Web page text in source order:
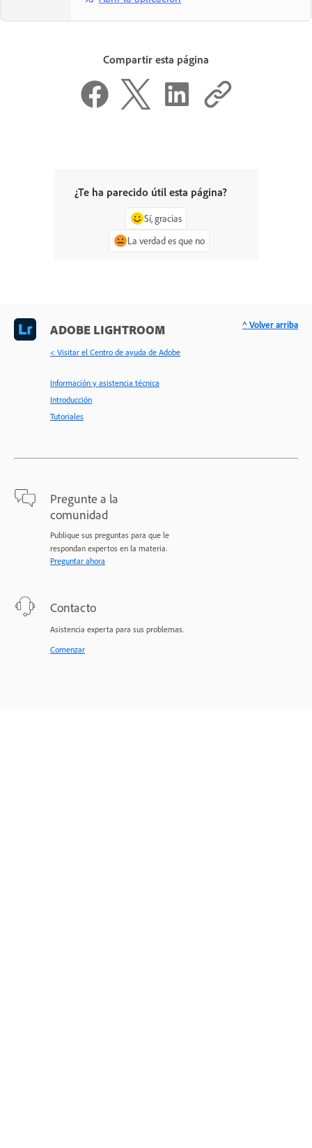
Compartir esta página
¿Te ha parecido útil esta página?
Sí, gracias
La verdad es que no
ADOBE LIGHTROOM
< Visitar el Centro de ayuda de Adobe
Información y asistencia técnica
Introducción
Tutoriales
Pregunte a la
comunidad
Publique sus preguntas para que le
respondan expertos en la materia.
Preguntar ahora
Contacto
Asistencia experta para sus problemas.
Comenzar
^ Volver arriba